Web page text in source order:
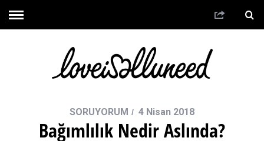
SORUYORUM 4 Nisan 2018
Bağımlılık Nedir Aslında?